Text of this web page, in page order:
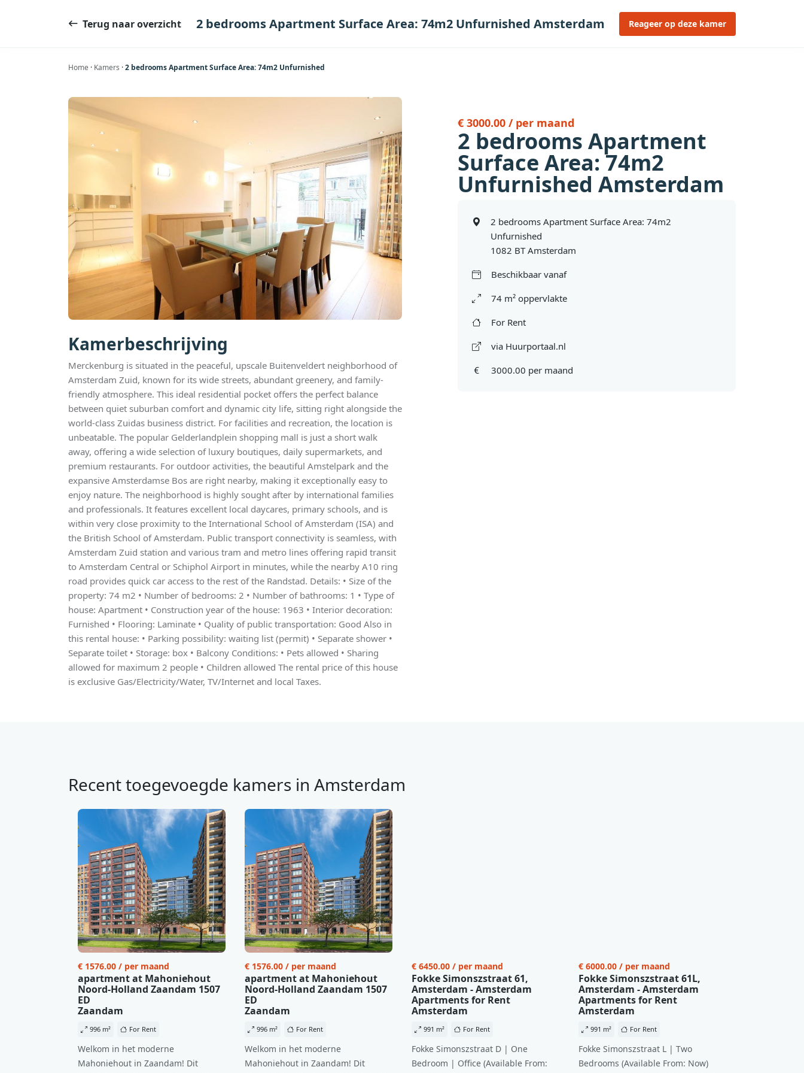
Terug naar overzicht 2 bedrooms Apartment Surface Area: 74m2 Unfurnished Amsterdam Reageer op deze kamer
Home · Kamers ·2 bedrooms Apartment Surface Area: 74m2 Unfurnished
Kamerbeschrijving
Merckenburg is situated in the peaceful, upscale Buitenveldert neighborhood of
Amsterdam Zuid, known for its wide streets, abundant greenery, and family-
friendly atmosphere. This ideal residential pocket offers the perfect balance
between quiet suburban comfort and dynamic city life, sitting right alongside the
world-class Zuidas business district. For facilities and recreation, the location is
unbeatable. The popular Gelderlandplein shopping mall is just a short walk
away, offering a wide selection of luxury boutiques, daily supermarkets, and
premium restaurants. For outdoor activities, the beautiful Amstelpark and the
expansive Amsterdamse Bos are right nearby, making it exceptionally easy to
enjoy nature. The neighborhood is highly sought after by international families
and professionals. It features excellent local daycares, primary schools, and is
within very close proximity to the International School of Amsterdam (ISA) and
the British School of Amsterdam. Public transport connectivity is seamless, with
Amsterdam Zuid station and various tram and metro lines offering rapid transit
to Amsterdam Central or Schiphol Airport in minutes, while the nearby A10 ring
road provides quick car access to the rest of the Randstad. Details: • Size of the
property: 74 m2 • Number of bedrooms: 2 • Number of bathrooms: 1 • Type of
house: Apartment • Construction year of the house: 1963 • Interior decoration:
Furnished • Flooring: Laminate • Quality of public transportation: Good Also in
this rental house: • Parking possibility: waiting list (permit) • Separate shower •
Separate toilet • Storage: box • Balcony Conditions: • Pets allowed • Sharing
allowed for maximum 2 people • Children allowed The rental price of this house
is exclusive Gas/Electricity/Water, TV/Internet and local Taxes.
€ 3000.00 / per maand
2 bedrooms Apartment
Surface Area: 74m2
Unfurnished Amsterdam
2 bedrooms Apartment Surface Area: 74m2
Unfurnished
1082 BT Amsterdam
Beschikbaar vanaf
74 m² oppervlakte
For Rent
via Huurportaal.nl
3000.00 per maand
Recent toegevoegde kamers in Amsterdam
€ 1576.00 / per maand
apartment at Mahoniehout
Noord-Holland Zaandam 1507
ED
Zaandam
996 m² For Rent
Welkom in het moderne
Mahoniehout in Zaandam! Dit
€ 1576.00 / per maand
apartment at Mahoniehout
Noord-Holland Zaandam 1507
ED
Zaandam
996 m² For Rent
Welkom in het moderne
Mahoniehout in Zaandam! Dit
€ 6450.00 / per maand
Fokke Simonszstraat 61,
Amsterdam - Amsterdam
Apartments for Rent
Amsterdam
991 m² For Rent
Fokke Simonszstraat D | One
Bedroom | Office (Available From:
€ 6000.00 / per maand
Fokke Simonszstraat 61L,
Amsterdam - Amsterdam
Apartments for Rent
Amsterdam
991 m² For Rent
Fokke Simonszstraat L | Two
Bedrooms (Available From: Now)